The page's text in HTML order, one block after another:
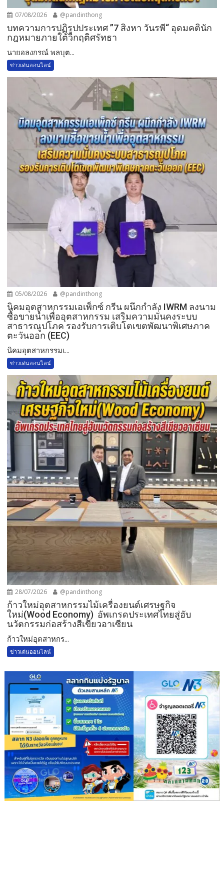
07/08/2026 @pandinthong
บทความการปฏิรูปประเทศ ”7 สิงหา วันรพี“ อุดมคตินัก
กฎหมายภายใต้วิกฤติศรัทธา
นายอลงกรณ์ พลบุต...
ข่าวเด่นออนไลน์
05/08/2026 @pandinthong
​นิคมอุตสาหกรรมเอเพ็กซ์ กรีน ผนึกกำลัง IWRM ลงนาม
ซื้อขายน้ำเพื่ออุตสาหกรรม เสริมความมั่นคงระบบ
สาธารณูปโภค รองรับการเติบโตเขตพัฒนาพิเศษภาค
ตะวันออก (EEC)
​นิคมอุตสาหกรรมเ...
ข่าวเด่นออนไลน์
28/07/2026 @pandinthong
ก้าวใหม่อุตสาหกรรมไม้เครื่องยนต์เศรษฐกิจ
ใหม่(Wood Economy) อัพเกรดประเทศไทยสู่ฮับ
นวัตกรรมก่อสร้างสีเขียวอาเซียน
ก้าวใหม่อุตสาหกร...
ข่าวเด่นออนไลน์